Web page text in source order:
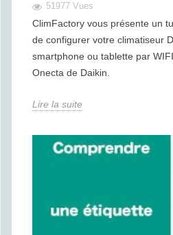
51977 Vues
ClimFactory vous présente un
de configurer votre climatiseur
smartphone ou tablette par
Onecta de Daikin.
Lire la suite